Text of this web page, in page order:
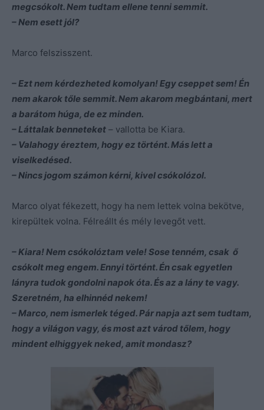
megcsókolt. Nem tudtam ellene tenni semmit.
– Nem esett jól?
Marco felszisszent.
– Ezt nem kérdezheted komolyan! Egy cseppet sem! Én
nem akarok tőle semmit. Nem akarom megbántani, mert
a barátom húga, de ez minden.
– Láttalak benneteket – vallotta be Kiara.
– Valahogy éreztem, hogy ez történt. Más lett a
viselkedésed.
– Nincs jogom számon kérni, kivel csókolózol.
Marco olyat fékezett, hogy ha nem lettek volna bekötve,
kirepültek volna. Félreállt és mély levegőt vett.
– Kiara! Nem csókolóztam vele! Sose tenném, csak ő
csókolt meg engem. Ennyi történt. Én csak egyetlen
lányra tudok gondolni napok óta. És az a lány te vagy.
Szeretném, ha elhinnéd nekem!
– Marco, nem ismerlek téged. Pár napja azt sem tudtam,
hogy a világon vagy, és most azt várod tőlem, hogy
mindent elhiggyek neked, amit mondasz?